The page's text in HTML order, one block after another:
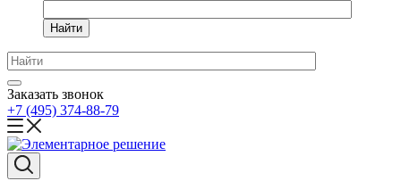
Найти
Заказать звонок
+7 (495) 374-88-79